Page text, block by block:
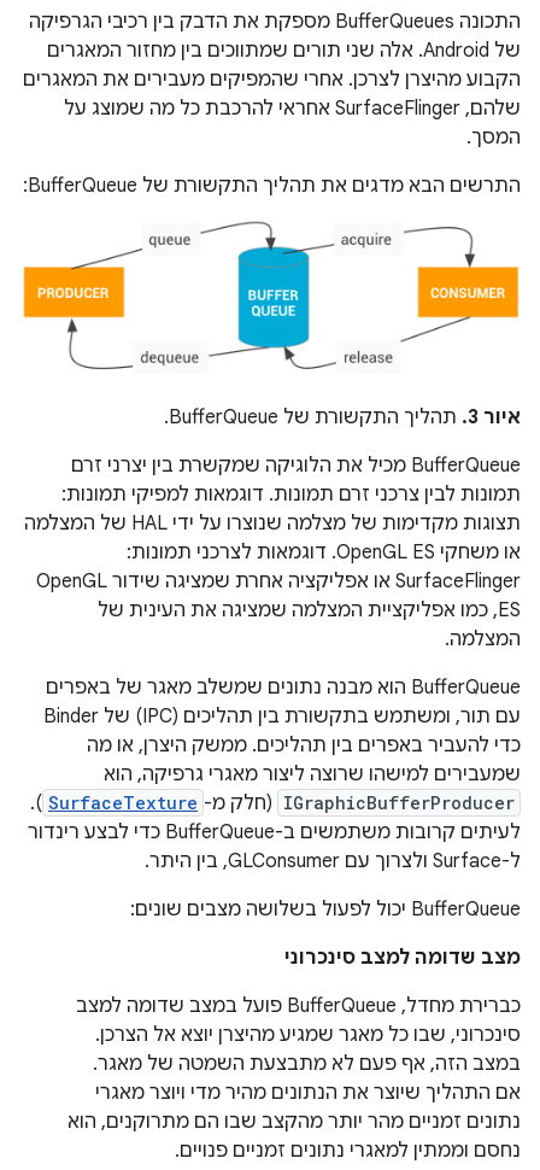
התכונה BufferQueues מספקת את הדבק בין רכיבי הגרפיקה
של Android. אלה שני תורים שמתווכים בין מחזור המאגרים
הקבוע מהיצרן לצרכן. אחרי שהמפיקים מעבירים את המאגרים
שלהם, SurfaceFlinger אחראי להרכבת כל מה שמוצג על
המסך.
התרשים הבא מדגים את תהליך התקשורת של BufferQueue:
איור 3.
תהליך התקשורת של BufferQueue.
‫BufferQueue מכיל את הלוגיקה שמקשרת בין יצרני זרם
תמונות לבין צרכני זרם תמונות. דוגמאות למפיקי תמונות:
תצוגות מקדימות של מצלמה שנוצרו על ידי HAL של המצלמה
או משחקי OpenGL ES. דוגמאות לצרכני תמונות:
SurfaceFlinger או אפליקציה אחרת שמציגה שידור OpenGL
ES, כמו אפליקציית המצלמה שמציגה את העינית של
המצלמה.
‫BufferQueue הוא מבנה נתונים שמשלב מאגר של באפרים
עם תור, ומשתמש בתקשורת בין תהליכים (IPC) של Binder
כדי להעביר באפרים בין תהליכים. ממשק היצרן, או מה
שמעבירים למישהו שרוצה ליצור מאגרי גרפיקה, הוא
IGraphicBufferProducer (חלק מ- SurfaceTexture
).
לעיתים קרובות משתמשים ב-BufferQueue כדי לבצע רינדור
ל-Surface ולצרוך עם GLConsumer, בין היתר.
‫BufferQueue יכול לפעול בשלושה מצבים שונים:
מצב שדומה למצב סינכרוני
כברירת מחדל, BufferQueue פועל במצב שדומה למצב
סינכרוני, שבו כל מאגר שמגיע מהיצרן יוצא אל הצרכן.
במצב הזה, אף פעם לא מתבצעת השמטה של מאגר.
אם התהליך שיוצר את הנתונים מהיר מדי ויוצר מאגרי
נתונים זמניים מהר יותר מהקצב שבו הם מתרוקנים, הוא
נחסם וממתין למאגרי נתונים זמניים פנויים.